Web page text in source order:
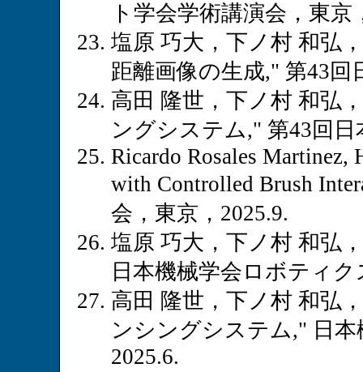
ト学会学術講演会，東京
塩原 巧大，下ノ村 和弘
距離画像の生成," 第43回
高田 隆世，下ノ村 和弘
ングシステム," 第43回
Ricardo Rosales Martinez,
with Controlled Brush
会，東京，2025.9.
塩原 巧大，下ノ村 和弘
日本機械学会ロボティ
高田 隆世，下ノ村 和弘
ンシングシステム," 日
2025.6.